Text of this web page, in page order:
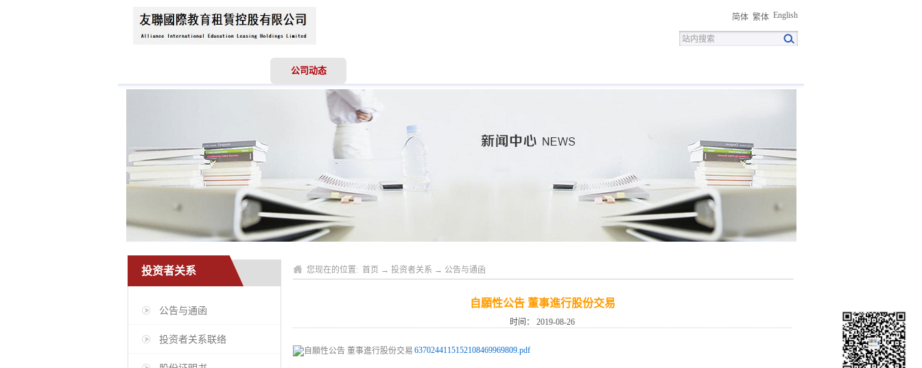
简体 繁体 English
公司动态
投资者关系
公告与通函
投资者关系联络
您现在的位置: 首页 → 投资者关系 → 公告与通函
自願性公告 董事進行股份交易
时间： 2019-08-26
6370244115152108469969809.pdf